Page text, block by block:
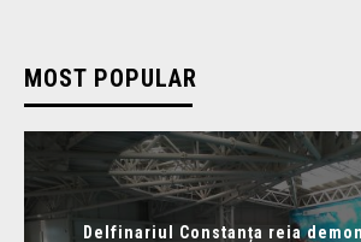
MOST POPULAR
Delfinariul Constanța reia